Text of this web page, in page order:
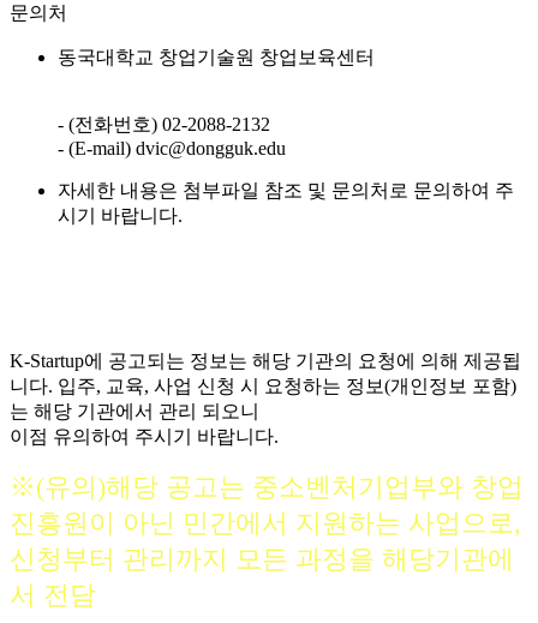
문의처
동국대학교 창업기술원 창업보육센터
- (전화번호) 02-2088-2132
- (E-mail) dvic@dongguk.edu
자세한 내용은 첨부파일 참조 및 문의처로 문의하여 주
시기 바랍니다.
K-Startup에 공고되는 정보는 해당 기관의 요청에 의해 제공됩
니다. 입주, 교육, 사업 신청 시 요청하는 정보(개인정보 포함)
는 해당 기관에서 관리 되오니
이점 유의하여 주시기 바랍니다.
※(유의)해당 공고는 중소벤처기업부와 창업
진흥원이 아닌 민간에서 지원하는 사업으로,
신청부터 관리까지 모든 과정을 해당기관에
서 전담